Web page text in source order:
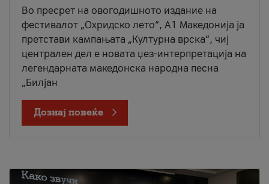
Во пресрет на овогодишното издание на
фестивалот „Охридско лето“, А1 Македонија ја
претстави кампањата „Културна врска“, чиј
централен дел е новата џез-интерпретација на
легендарната македонска народна песна
„Билјан
Дознај повеќе